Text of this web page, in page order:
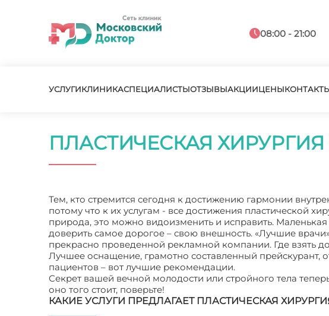
08:00 - 21:00
УСЛУГИКЛИНИКАСПЕЦИАЛИСТЫОТЗЫВЫАКЦИИЦЕНЫ
ПЛАСТИЧЕСКАЯ
Тем, кто стремится сегодня к достижению гармонии
потому что к их услугам - все достижения пластической
природа, это можно видоизменить и исправить.
доверить самое дорогое – свою внешность. «Лучшие
прекрасно проведенной рекламной компании. Где взять
Лучшее оснащение, грамотно составленный прейскурант,
пациентов – вот лучшие рекомендации.
Секрет вашей вечной молодости или стройного тела
оно того стоит, поверьте!
КАКИЕ УСЛУГИ ПРЕДЛАГАЕТ ПЛАСТИЧЕСКАЯ